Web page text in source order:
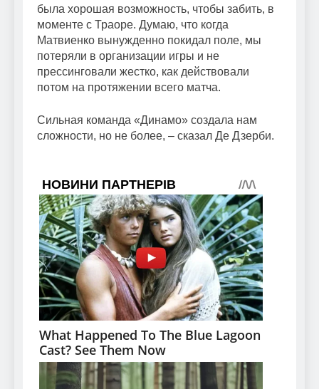
была хорошая возможность, чтобы забить, в
моменте с Траоре. Думаю, что когда
Матвиенко вынужденно покидал поле, мы
потеряли в организации игры и не
прессинговали жестко, как действовали
потом на протяжении всего матча.
Сильная команда «Динамо» создала нам
сложности, но не более, – сказал Де Дзерби.